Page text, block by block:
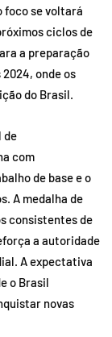
foco se voltará
ciclos de
a preparação
onde os
do Brasil.
de
com
de base e o
A medalha de
consistentes de
a autoridade
A expectativa
o Brasil
novas